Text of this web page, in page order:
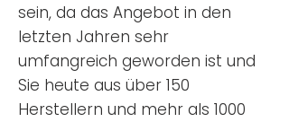
sein, da das Angebot in den
letzten Jahren sehr
umfangreich geworden ist und
Sie heute aus über 150
Herstellern und mehr als 1000